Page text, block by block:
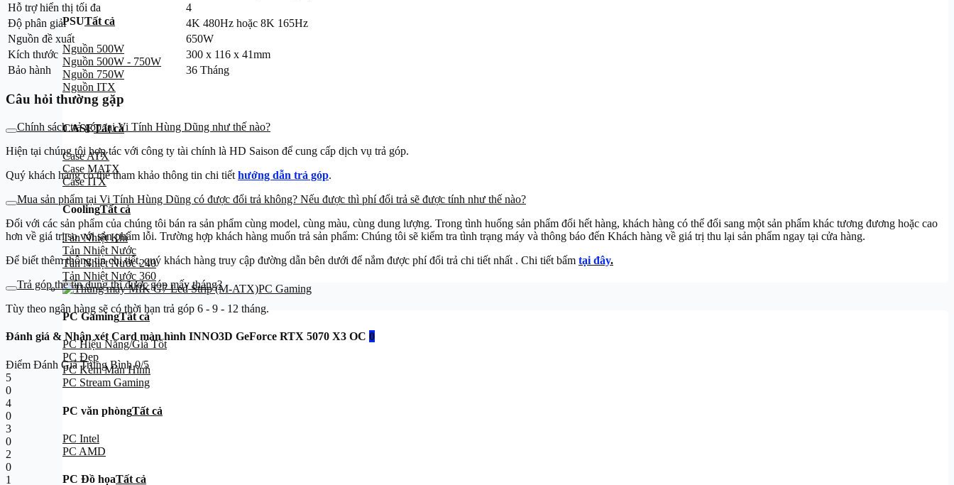
PSUTất cả
Nguồn 500W
Nguồn 500W - 750W
Nguồn 750W
Nguồn ITX
CASETất cả
Case ATX
Case MATX
Case ITX
CoolingTất cả
Tản Nhiệt Khí
Tản Nhiệt Nước
Tản Nhiệt Nước 240
Tản Nhiệt Nước 360
PC Gaming
PC GamingTất cả
PC Hiệu Năng/Giá Tốt
PC Đẹp
PC Kèm Màn Hình
PC Stream Gaming
PC văn phòngTất cả
PC Intel
PC AMD
PC Đồ họaTất cả
Hỗ trợ hiển thị tối đa
4
Độ phân giải
4K 480Hz hoặc 8K 165Hz
Nguồn đề xuất
650W
Kích thước
300 x 116 x 41mm
Bảo hành
36 Tháng
Câu hỏi thường gặp
Chính sách trả góp tại Vi Tính Hùng Dũng như thế nào?
Hiện tại chúng tôi hợp tác với công ty tài chính là HD Saison để cung cấp dịch vụ trả góp.
Quý khách hàng có thể tham khảo thông tin chi tiết hướng dẫn trả góp.
Mua sản phẩm tại Vi Tính Hùng Dũng có được đổi trả không? Nếu được thì phí đổi trả sẽ được tính như thế nào?
Đối với các sản phẩm của chúng tôi bán ra sản phẩm cùng model, cùng màu, cùng dung lượng. Trong tình huống sản phẩm đổi hết hàng, khách hàng có thể đổi sang một sản phẩm khác tương đương hoặc cao
hơn về giá trị so với sản phẩm lỗi. Trường hợp khách hàng muốn trả sản phẩm: Chúng tôi sẽ kiểm tra tình trạng máy và thông báo đến Khách hàng về giá trị thu lại sản phẩm ngay tại cửa hàng.
Để biết thêm thông tin chi tiết, quý khách hàng truy cập đường dẫn bên dưới để nắm được phí đổi trả chi tiết nhất . Chi tiết bấm tại đây.
Trả góp thẻ tín dụng thì được góp mấy tháng?
Tùy theo ngân hàng sẽ có thời hạn trả góp 6 - 9 - 12 tháng.
Đánh giá & Nhận xét Card màn hình INNO3D GeForce RTX 5070 X3 OC 0
Điểm Đánh Giá Trung Bình 0/5
5
0
4
0
3
0
2
0
1